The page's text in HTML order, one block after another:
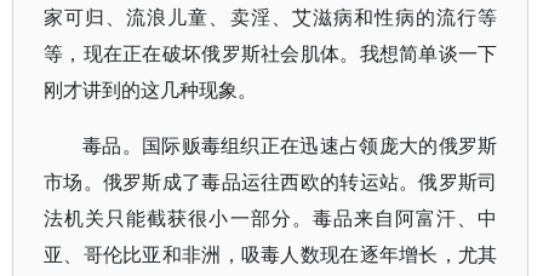
家可归、流浪儿童、卖淫、艾滋病和性病的流行等
等，现在正在破坏俄罗斯社会肌体。我想简单谈一下
刚才讲到的这几种现象。
毒品。国际贩毒组织正在迅速占领庞大的俄罗斯
市场。俄罗斯成了毒品运往西欧的转运站。俄罗斯司
法机关只能截获很小一部分。毒品来自阿富汗、中
亚、哥伦比亚和非洲，吸毒人数现在逐年增长，尤其